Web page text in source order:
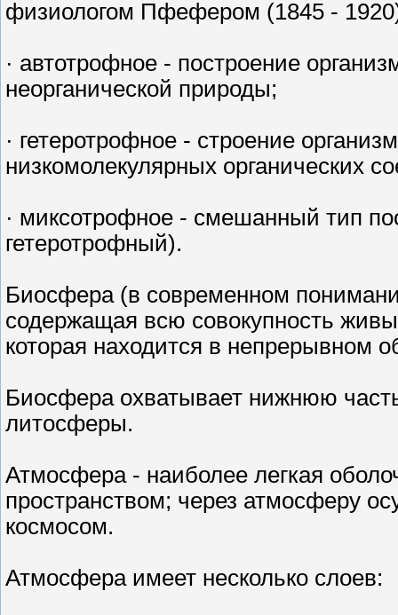
физиологом Пфефером (1845 -
· автотрофное - построение
неорганической природы;
· гетеротрофное - строение
низкомолекулярных органических
· миксотрофное - смешанный тип
гетеротрофный).
Биосфера (в современном
содержащая всю совокупность
которая находится в непрерывном
Биосфера охватывает нижнюю
литосферы.
Атмосфера - наиболее легкая
пространством; через атмосферу
космосом.
Атмосфера имеет несколько слоев: